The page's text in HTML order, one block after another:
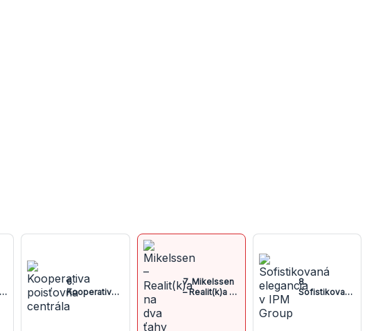
6.
Kooperativa
poisťovňa
centrála
7. Mikelssen
– Realit(k)a na
8.
Sofistikovaná